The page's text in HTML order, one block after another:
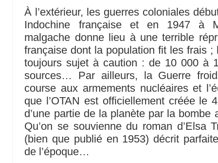
À l’extérieur, les guerres coloniales
Indochine française et en 1947 à
malgache donne lieu à une terrible
française dont la population fit les frais
toujours sujet à caution : de 10 000 à
sources… Par ailleurs, la Guerre
course aux armements nucléaires et
que l’OTAN est officiellement créée le
d’une partie de la planète par la bombe
Qu’on se souvienne du roman d’Elsa
(bien que publié en 1953) décrit
de l’époque…